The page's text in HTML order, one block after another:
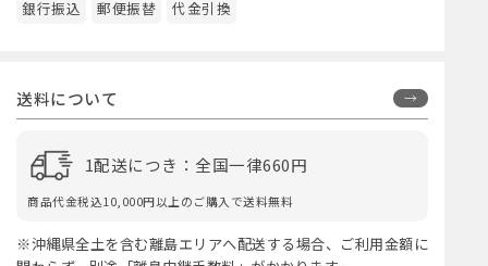
銀行振込
郵便振替 代金引換
送料について
1配送につき：全国一律660円
商品代金税込10,000円以上のご購入で送料無料
※沖縄県全土を含む離島エリアへ配送する場合、ご利用金額に